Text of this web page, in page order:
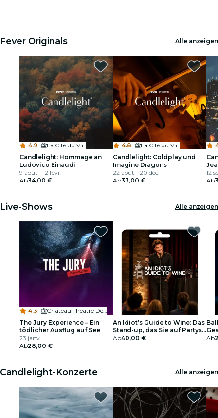
Fever Originals Alle anzeigen
4.9 ·
La Cité du Vin
Candlelight: Hommage an
Ludovico Einaudi
9 août - 12 févr.
Ab34,00 €
4.8 ·
La Cité du Vin
Candlelight: Coldplay und
Imagine Dragons
22 août - 20 déc.
Ab33,00 €
12
Ab
Live-Shows Alle anzeigen
4.3 ·
Chateau Theatre Descas
The Jury Experience – Ein
tödlicher Ausflug auf See
23 janv.
Ab28,00 €
An Idiot’s Guide to Wine: Das
Stand-up, das Sie auf Partys
interessant macht -
Ab40,00 €
Ab
Candlelight-Konzerte Alle anzeigen